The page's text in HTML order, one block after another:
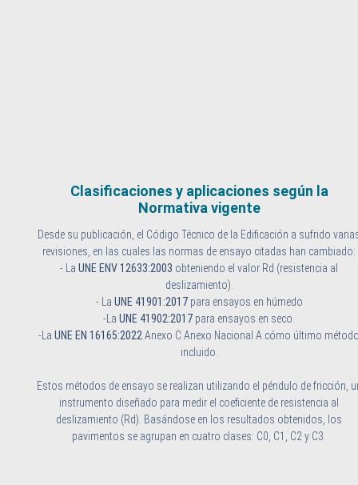
Clasificaciones y aplicaciones según la
Normativa vigente
Desde su publicación, el Código Técnico de la Edificación a sufrido
revisiones, en las cuales las normas de ensayo citadas han cambiado:
- La UNE ENV 12633:2003 obteniendo el valor Rd (resistencia al
deslizamiento).
- La UNE 41901:2017para ensayos en húmedo
-La UNE 41902:2017 para ensayos en seco.
-La UNE EN 16165:2022 Anexo C Anexo Nacional A cómo último
incluido.
Estos métodos de ensayo se realizan utilizando el péndulo de fricción,
instrumento diseñado para medir el coeficiente de resistencia al
deslizamiento (Rd). Basándose en los resultados obtenidos, los
pavimentos se agrupan en cuatro clases: C0, C1, C2 y C3.